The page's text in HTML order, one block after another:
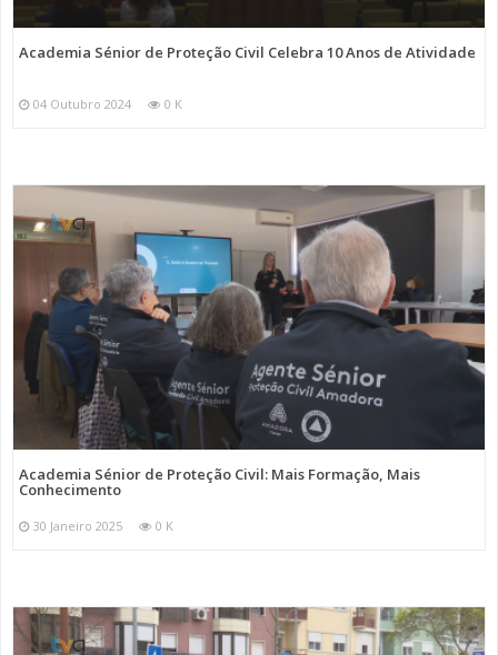
Academia Sénior de Proteção Civil Celebra 10 Anos de Atividade
04 Outubro 2024 0 K
Academia Sénior de Proteção Civil: Mais Formação, Mais
Conhecimento
30 Janeiro 2025 0 K